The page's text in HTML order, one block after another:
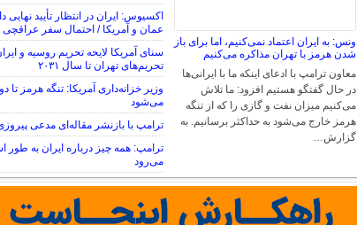
ونس: به ایران اعتماد نمی‌کنیم، اما برای باز
شدن هرمز با تهران مذاکره می‌کنیم
معاون ترامپ با ادعای اینکه ما با ایرانی‌ها
در حال گفتگو هستیم افزود: ما تلاش
می‌کنیم میزان نفت و گازی را که از تنگه
هرمز خارج می‌شود به حداکثر برسانیم. به
گزارش…
اکسیوس: ایران در انتظار تأیید نهایی
عمان و آمریکا / احتمال سفر عراقچی
سنای آمریکا لایحه تحریم روسیه و
تحریم‌های تهران تا سال ۲۰۳۱
وزیر خزانه‌داری آمریکا: تنگه هرمز
می‌شود
ترامپ با بازنشر مقاله‌ای مدعی
ترامپ: همه چیز درباره ایران به طور
می‌رود